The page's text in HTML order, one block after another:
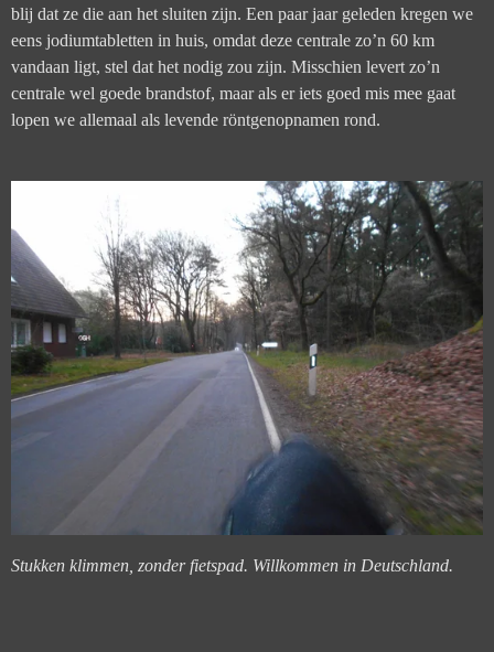
blij dat ze die aan het sluiten zijn. Een paar jaar geleden kregen we
eens jodiumtabletten in huis, omdat deze centrale zo’n 60 km
vandaan ligt, stel dat het nodig zou zijn. Misschien levert zo’n
centrale wel goede brandstof, maar als er iets goed mis mee gaat
lopen we allemaal als levende röntgenopnamen rond.
Stukken klimmen, zonder fietspad. Willkommen in Deutschland.